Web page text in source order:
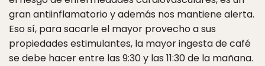
gran antiinflamatorio y además nos mantiene alerta.
Eso sí, para sacarle el mayor provecho a sus
propiedades estimulantes, la mayor ingesta de café
se debe hacer entre las 9:30 y las 11:30 de la mañana.